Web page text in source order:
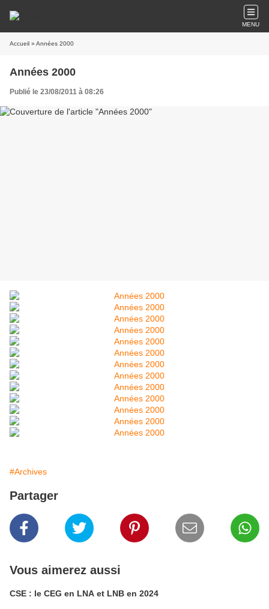
MENU
Accueil » Années 2000
Années 2000
Publié le 23/08/2011 à 08:26
#Archives
Partager
Vous aimerez aussi
CSE : le CEG en LNA et LNB en 2024